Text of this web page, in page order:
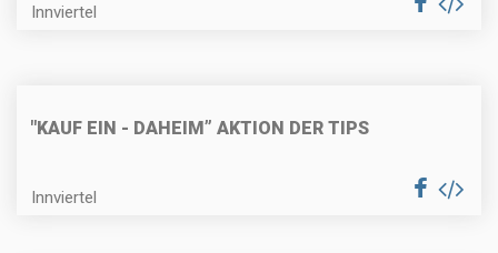
Innviertel
"KAUF EIN - DAHEIM” AKTION DER TIPS
Innviertel